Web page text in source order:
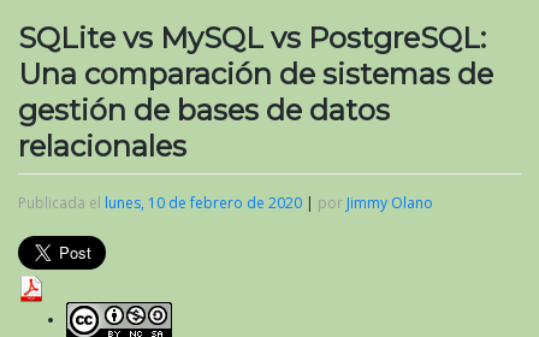
SQLite vs MySQL vs PostgreSQL:
Una comparación de sistemas de
gestión de bases de datos
relacionales
Publicada el lunes, 10 de febrero de 2020 | por Jimmy Olano